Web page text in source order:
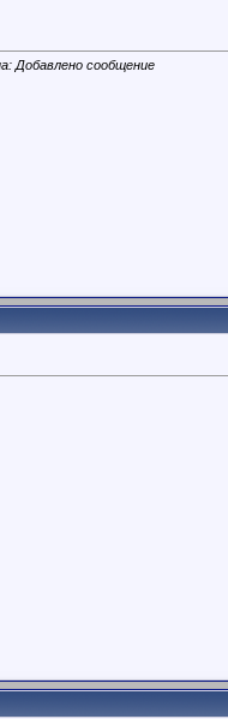
Добавлено сообщение